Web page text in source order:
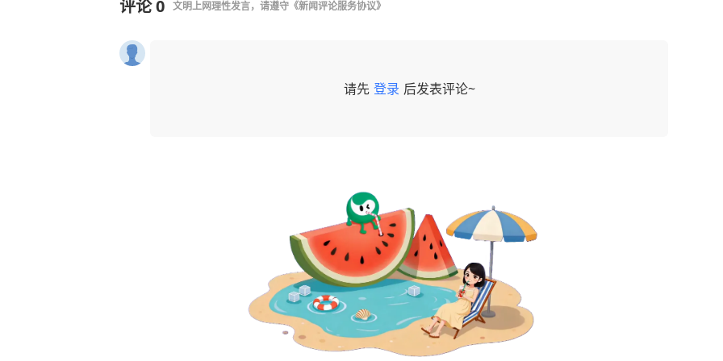
评论0 文明上网理性发言，请遵守 《新闻评论服务协议》
请先 登录 后发表评论~